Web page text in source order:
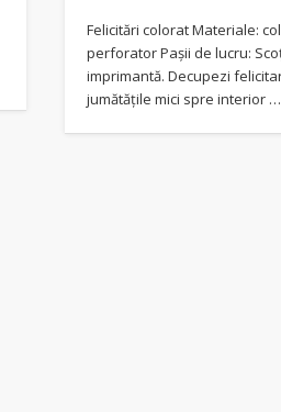
Felicitări colorat Materiale:
perforator Pașii de lucru:
imprimantă. Decupezi
jumătățile mici spre interior …